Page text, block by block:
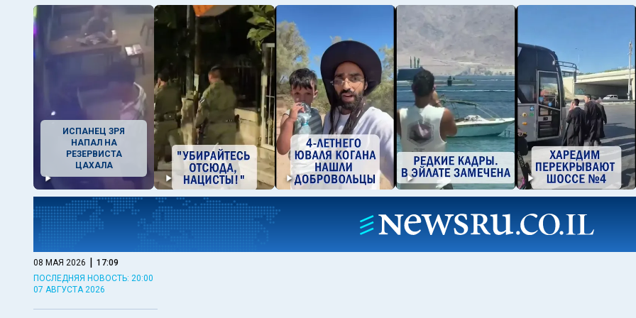
ИСПАНЕЦ ЗРЯ
НАПАЛ НА
РЕЗЕРВИСТА
ЦАХАЛА
08 МАЯ 2026 | 17:09
ПОСЛЕДНЯЯ НОВОСТЬ: 20:00
07 АВГУСТА 2026